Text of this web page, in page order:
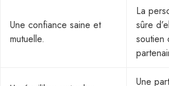
Une confiance saine et
mutuelle.
La
sûre
soutien
Une